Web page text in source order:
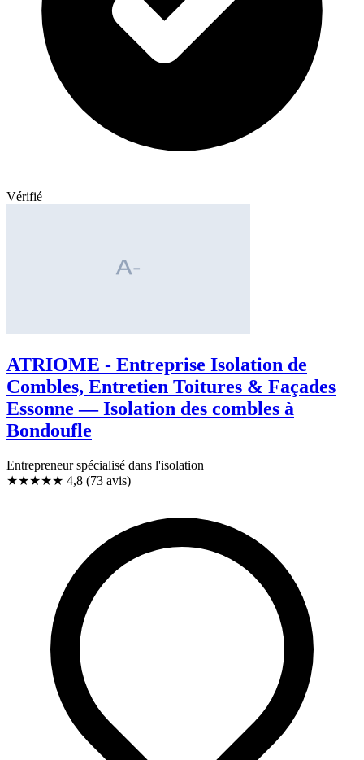
Vérifié
ATRIOME - Entreprise Isolation de
Combles, Entretien Toitures & Façades
Essonne — Isolation des combles à
Bondoufle
Entrepreneur spécialisé dans l'isolation
★★★★★ 4,8 (73 avis)